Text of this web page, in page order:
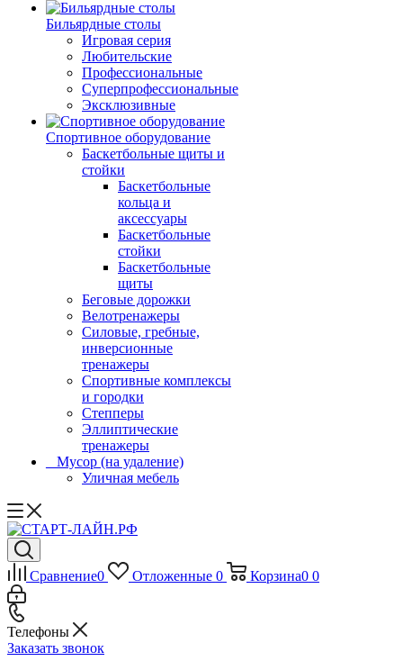
Бильярдные столы
Игровая серия
Любительские
Профессиональные
Суперпрофессиональные
Эксклюзивные
Спортивное оборудование
Баскетбольные щиты и
стойки
Баскетбольные
кольца и
аксессуары
Баскетбольные
стойки
Баскетбольные
щиты
Беговые дорожки
Велотренажеры
Силовые, гребные,
инверсионные
тренажеры
Спортивные комплексы
и городки
Степперы
Эллиптические
тренажеры
_ Мусор (на удаление)
Уличная мебель
Сравнение0 Отложенные 0 Корзина0 0
Телефоны
Заказать звонок